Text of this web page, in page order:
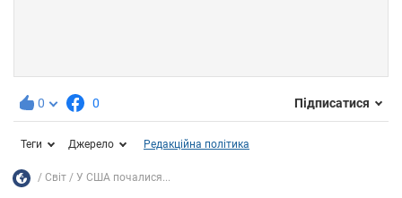
0 0 Підписатися
Теги Джерело Редакційна політика
Світ У США почалися...